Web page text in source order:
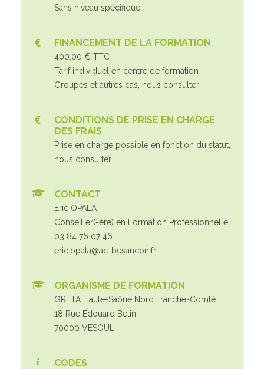
Sans niveau spécifique
FINANCEMENT DE LA FORMATION
400,00 € TTC
Tarif individuel en centre de formation
Groupes et autres cas, nous consulter
CONDITIONS DE PRISE EN CHARGE
DES FRAIS
Prise en charge possible en fonction du statut,
nous consulter.
CONTACT
Eric OPALA
Conseiller(-ère) en Formation Professionnelle
03 84 76 07 46
eric.opala@ac-besancon.fr
ORGANISME DE FORMATION
GRETA Haute-Saône Nord Franche-Comté
18 Rue Edouard Belin
70000 VESOUL
CODES